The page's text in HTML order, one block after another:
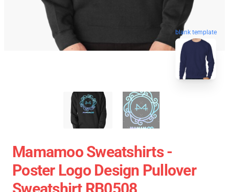
blank template
Mamamoo Sweatshirts -
Poster Logo Design Pullover